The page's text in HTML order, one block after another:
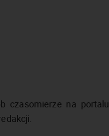
czasomierze na portalu